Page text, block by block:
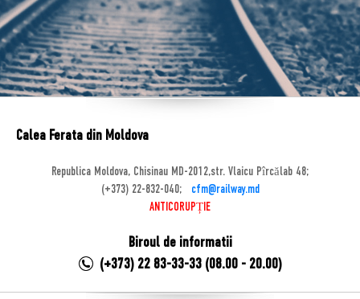
Calea Ferata din Moldova
Republica Moldova, Chisinau MD-2012,str. Vlaicu Pîrcălab 48;
(+373) 22-832-040;
cfm@railway.md
ANTICORUPȚIE
Biroul de informatii
(+373) 22 83-33-33 (08.00 - 20.00)